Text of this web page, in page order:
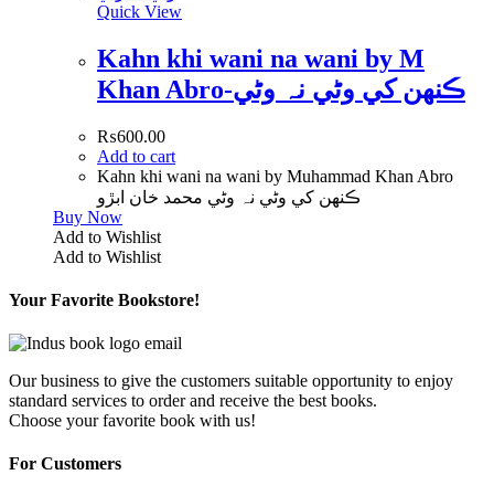
Quick View
Kahn khi wani na wani by M
Khan Abro-ڪنهن کي وڻي نہ وڻي
₨600.00
Add to cart
Kahn khi wani na wani by Muhammad Khan Abro
ڪنهن کي وڻي نہ وڻي محمد خان ابڙو
Buy Now
Add to Wishlist
Add to Wishlist
Your Favorite Bookstore!
Our business to give the customers suitable opportunity to enjoy
standard services to order and receive the best books.
Choose your favorite book with us!
For Customers